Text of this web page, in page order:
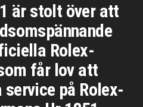
är stolt över att
Rolex-
får lov att
på Rolex-